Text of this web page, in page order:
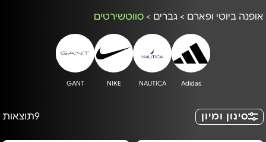
אופנה ביוטי ופארם > גברים > סווטשירטים
Adidas
NAUTICA
NIKE
GANT
סינון ומיון 9תוצאות